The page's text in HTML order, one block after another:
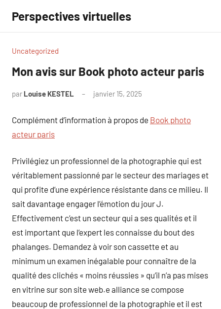
contenu
Perspectives virtuelles
Uncategorized
Mon avis sur Book photo acteur paris
par Louise KESTEL janvier 15, 2025
Complément d’information à propos de Book photo
acteur paris
Privilégiez un professionnel de la photographie qui est
véritablement passionné par le secteur des mariages et
qui profite d’une expérience résistante dans ce milieu. Il
sait davantage engager l’émotion du jour J.
Effectivement c’est un secteur qui a ses qualités et il
est important que l’expert les connaisse du bout des
phalanges. Demandez à voir son cassette et au
minimum un examen inégalable pour connaître de la
qualité des clichés « moins réussies » qu’il n’a pas mises
en vitrine sur son site web.e alliance se compose
beaucoup de professionnel de la photographie et il est